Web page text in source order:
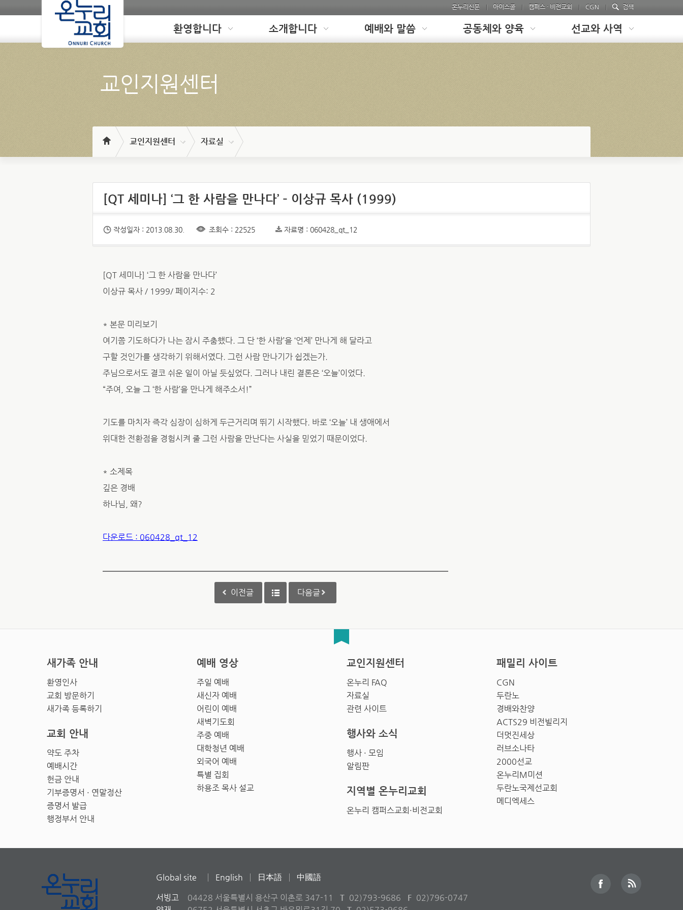
온누리신문 아이스쿨 캠퍼스 · 비전교회 CGN 검색
Loading 환영합니다 소개합니다 예배와 말씀 공동체와 양육 선교와 사역
교인지원센터
교인지원센터 자료실
[QT 세미나] ‘그 한 사람을 만나다’ – 이상규 목사 (1999)
작성일자 : 2013.08.30. 조회수 : 22525 자료명 : 060428_qt_12
[QT 세미나] ‘그 한 사람을 만나다’
이상규 목사 / 1999/ 페이지수: 2
* 본문 미리보기
여기쯤 기도하다가 나는 잠시 주춤했다. 그 단 ‘한 사람’을 ‘언제’ 만나게 해 달라고
구할 것인가를 생각하기 위해서였다. 그런 사람 만나기가 쉽겠는가.
주님으로서도 결코 쉬운 일이 아닐 듯싶었다. 그러나 내린 결론은 ‘오늘’이었다.
“주여, 오늘 그 ‘한 사람’을 만나게 해주소서!”
기도를 마치자 즉각 심장이 심하게 두근거리며 뛰기 시작했다. 바로 ‘오늘’ 내 생애에서
위대한 전환점을 경험시켜 줄 그런 사람을 만난다는 사실을 믿었기 때문이었다.
* 소제목
깊은 경배
하나님, 왜?
다운로드 : 060428_qt_12
이전글 다음글
새가족 안내
환영인사
교회 방문하기
새가족 등록하기
예배 영상
주일 예배
새신자 예배
어린이 예배
새벽기도회
주중 예배
대학청년 예배
외국어 예배
특별 집회
하용조 목사 설교
교인지원센터
온누리 FAQ
자료실
관련 사이트
패밀리 사이트
CGN
두란노
경배와찬양
ACTS29 비전빌리지
더멋진세상
러브소나타
2000선교
온누리M미션
두란노국제선교회
메디엑세스
교회 안내
약도 주차
예배시간
헌금 안내
기부증명서 · 연말정산
증명서 발급
행정부서 안내
행사와 소식
행사 · 모임
알림판
지역별 온누리교회
온누리 캠퍼스교회·비전교회
Global site English 日本語 中國語
서빙고 04428 서울특별시 용산구 이촌로 347-11 T 02)793-9686 F 02)796-0747